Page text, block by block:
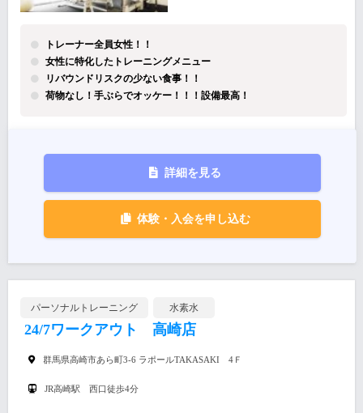
トレーナー全員女性！！
女性に特化したトレーニングメニュー
リバウンドリスクの少ない食事！！
荷物なし！手ぶらでオッケー！！！設備最高！
詳細を見る
体験・入会を申し込む
パーソナルトレーニング 水素水
24/7ワークアウト 高崎店
群馬県高崎市あら町3-6 ラポールTAKASAKI 4Ｆ
JR高崎駅 西口徒歩4分